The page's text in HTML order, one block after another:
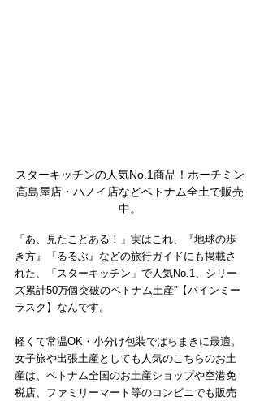
スターキッチンの人気No.1商品！ホーチミン
髙島屋店・ハノイ店などベトナム全土で販売
中。
「あ、見たことある！」実はこれ、『地球の歩
き方』『るるぶ』などの旅行ガイドにも掲載さ
れた、「スターキッチン」で人気No.1、シリー
ズ累計50万個突破のベトナム土産”【バインミー
ラスク】なんです。
軽くて常温OK・小分け包装でばらまきに最適。
女子旅や出張土産としても人気のこちらのお土
産は、ベトナム全国のお土産ショップや空港免
税店、ファミリーマート等のコンビニでも販売